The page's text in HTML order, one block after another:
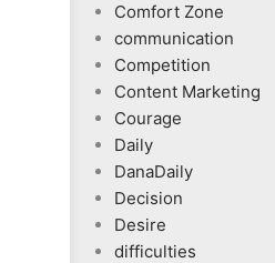
Comfort Zone
communication
Competition
Content Marketing
Courage
Daily
DanaDaily
Decision
Desire
difficulties